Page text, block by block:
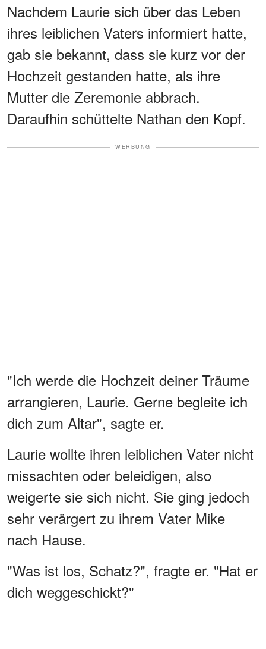
Nachdem Laurie sich über das Leben
ihres leiblichen Vaters informiert hatte,
gab sie bekannt, dass sie kurz vor der
Hochzeit gestanden hatte, als ihre
Mutter die Zeremonie abbrach.
Daraufhin schüttelte Nathan den Kopf.
WERBUNG
"Ich werde die Hochzeit deiner Träume
arrangieren, Laurie. Gerne begleite ich
dich zum Altar", sagte er.
Laurie wollte ihren leiblichen Vater nicht
missachten oder beleidigen, also
weigerte sie sich nicht. Sie ging jedoch
sehr verärgert zu ihrem Vater Mike
nach Hause.
"Was ist los, Schatz?", fragte er. "Hat er
dich weggeschickt?"